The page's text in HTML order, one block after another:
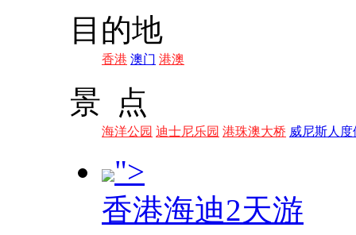
目的地
香港 澳门 港澳
景 点
海洋公园 迪士尼乐园 港珠澳大桥 威尼斯人度
">
香港海迪2天游